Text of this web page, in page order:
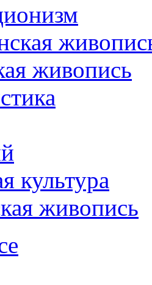
живопись
культура
живопись